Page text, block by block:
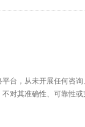
台，从未开展任何咨
对其准确性、可靠性